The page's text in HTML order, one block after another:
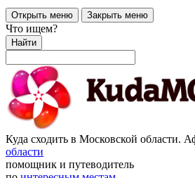
Открыть меню Закрыть меню
Что ищем?
Найти
Куда сходить в Московской области.
области
помощник и путеводитель